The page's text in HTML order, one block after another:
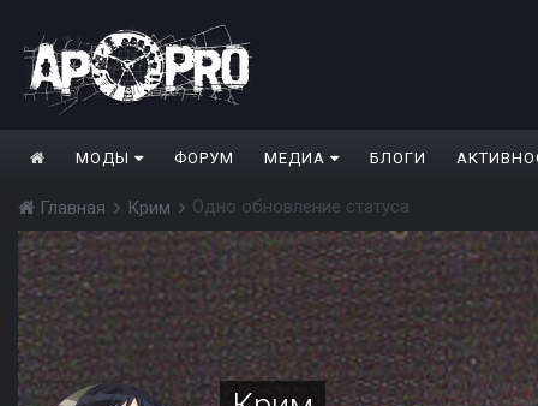
МОДЫ ФОРУМ МЕДИА БЛОГИ
Главная Крим Одно обновление статуса